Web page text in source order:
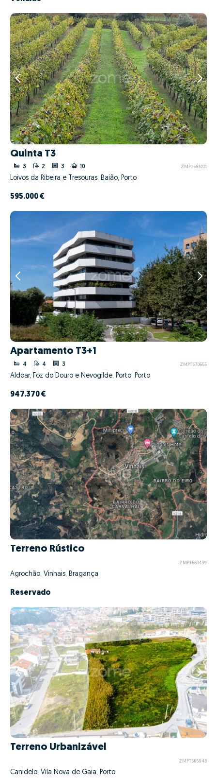
Quinta T3
3 2 3 10 ZMPT583221
Loivos da Ribeira e Tresouras, Baião, Porto
595.000 €
Apartamento T3+1
4 4 3 ZMPT570655
Aldoar, Foz do Douro e Nevogilde, Porto, Porto
947.370 €
Terreno Rústico
ZMPT567439
Agrochão, Vinhais, Bragança
Reservado
Terreno Urbanizável
ZMPT565948
Canidelo, Vila Nova de Gaia, Porto